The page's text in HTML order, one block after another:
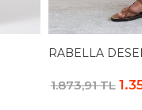
RABELLA
1.873,91 TL